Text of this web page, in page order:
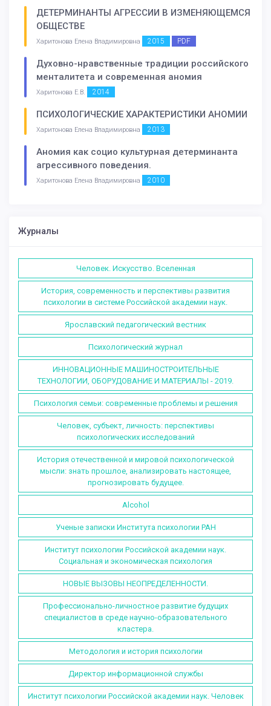
ДЕТЕРМИНАНТЫ АГРЕССИИ В ИЗМЕНЯЮЩЕМСЯ
ОБЩЕСТВЕ
Харитонова Елена Владимировна 2015 PDF
Духовно-нравственные традиции российского
менталитета и современная аномия
Харитонова Е.В. 2014
ПСИХОЛОГИЧЕСКИЕ ХАРАКТЕРИСТИКИ АНОМИИ
Харитонова Елена Владимировна 2013
Аномия как социо культурная детерминанта
агрессивного поведения.
Харитонова Елена Владимировна 2010
Журналы
Человек. Искусство. Вселенная
История, современность и перспективы развития
психологии в системе Российской академии наук.
Ярославский педагогический вестник
Психологический журнал
ИННОВАЦИОННЫЕ МАШИНОСТРОИТЕЛЬНЫЕ
ТЕХНОЛОГИИ, ОБОРУДОВАНИЕ И МАТЕРИАЛЫ - 2019.
Психология семьи: современные проблемы и решения
Человек, субъект, личность: перспективы
психологических исследований
История отечественной и мировой психологической
мысли: знать прошлое, анализировать настоящее,
прогнозировать будущее.
Alcohol
Ученые записки Института психологии РАН
Институт психологии Российской академии наук.
Социальная и экономическая психология
НОВЫЕ ВЫЗОВЫ НЕОПРЕДЕЛЕННОСТИ.
Профессионально-личностное развитие будущих
специалистов в среде научно-образовательного
кластера.
Методология и история психологии
Директор информационной службы
Институт психологии Российской академии наук. Человек